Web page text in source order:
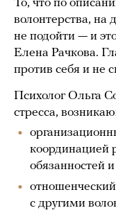
То, что по
волонтерства, на
не подойти — и
Елена Рачкова.
против себя и не
Психолог Ольга
стресса,
координацией
обязанностей
с другими